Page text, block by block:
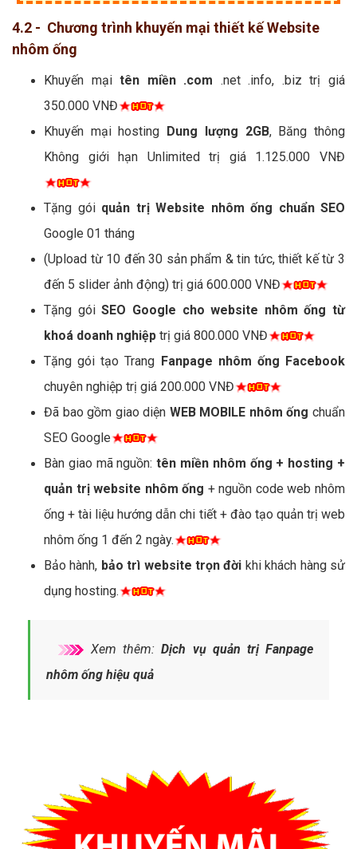
4.2 - Chương trình khuyến mại thiết kế Website
nhôm ống
Khuyến mạitên miền .com .net .info, .biz trị giá
350.000 VNĐ
Khuyến mại hosting Dung lượng 2GB, Băng thông
Không giới hạn Unlimited trị giá 1.125.000 VNĐ
Tặng gói quản trị Website nhôm ống chuẩn SEO
Google 01 tháng
(Upload từ 10 đến 30 sản phẩm & tin tức, thiết kế từ 3
đến 5 slider ảnh động) trị giá 600.000 VNĐ
Tặng góiSEO Google cho website nhôm ống từ
khoá doanh nghiệp trị giá 800.000 VNĐ
Tặng gói tạo Trang Fanpage nhôm ống Facebook
chuyên nghiệp trị giá 200.000 VNĐ
Đã bao gồm giao diện WEB MOBILE nhôm ống chuẩn
SEO Google
Bàn giao mã nguồn:tên miền nhôm ống + hosting +
quản trị website nhôm ống + nguồn code web nhôm
ống + tài liệu hướng dẫn chi tiết + đào tạo quản trị web
nhôm ống 1 đến 2 ngày.
Bảo hành, bảo trì website trọn đời khi khách hàng sử
dụng hosting.
Xem thêm:Dịch vụ quản trị Fanpage
nhôm ống hiệu quả